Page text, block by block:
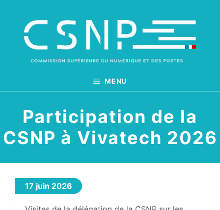
contenu
MENU
Participation de la
CSNP à Vivatech 2026
17 juin 2026